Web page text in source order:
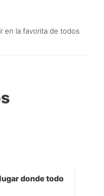
en la favorita de todos
donde todo